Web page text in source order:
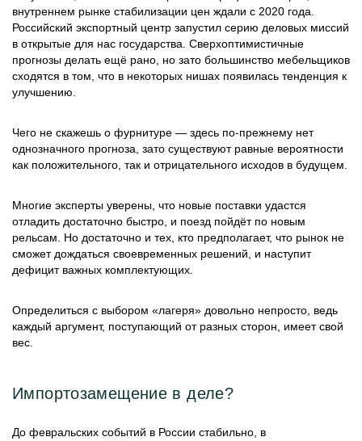
внутреннем рынке стабилизации цен ждали с 2020 года.
Российский экспортный центр запустил серию деловых миссий
в открытые для нас государства. Сверхоптимистичные
прогнозы делать ещё рано, но зато большинство мебельщиков
сходятся в том, что в некоторых нишах появилась тенденция к
улучшению.
Чего не скажешь о фурнитуре — здесь по-прежнему нет
однозначного прогноза, зато существуют равные вероятности
как положительного, так и отрицательного исходов в будущем.
Многие эксперты уверены, что новые поставки удастся
отладить достаточно быстро, и поезд пойдёт по новым
рельсам. Но достаточно и тех, кто предполагает, что рынок не
сможет дождаться своевременных решений, и наступит
дефицит важных комплектующих.
Определиться с выбором «лагеря» довольно непросто, ведь
каждый аргумент, поступающий от разных сторон, имеет свой
вес.
Импортозамещение в деле?
До февральских событий в России стабильно, в